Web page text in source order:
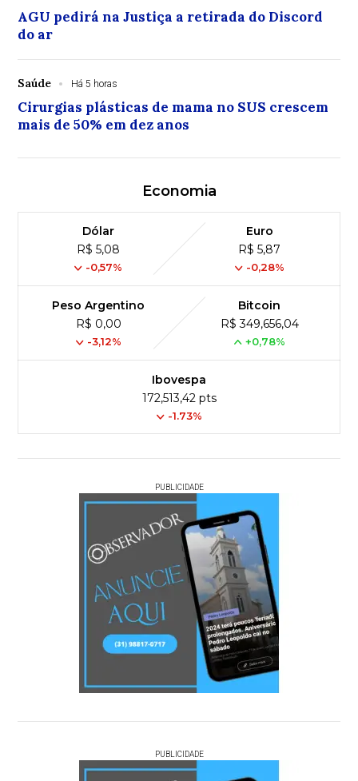
AGU pedirá na Justiça a retirada do Discord
do ar
Saúde Há 5 horas
Cirurgias plásticas de mama no SUS crescem
mais de 50% em dez anos
Economia
Dólar
R$ 5,08
-0,57%
Euro
R$ 5,87
-0,28%
Peso Argentino
R$ 0,00
-3,12%
Bitcoin
R$ 349,656,04
+0,78%
Ibovespa
172,513,42 pts
-1.73%
PUBLICIDADE
PUBLICIDADE